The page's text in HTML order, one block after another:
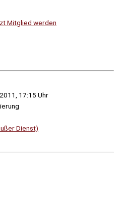
Mitglied werden
17:15 Uhr
Dienst)